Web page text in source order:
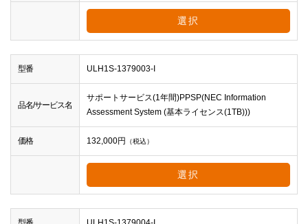
選択
型番 ULH1S-1379003-I
品名/サービス名
サポートサービス(1年間)PPSP(NEC Information
Assessment System (基本ライセンス(1TB)))
価格 132,000円 （税込）
選択